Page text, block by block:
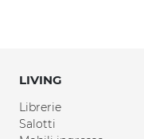
LIVING
Librerie
Salotti